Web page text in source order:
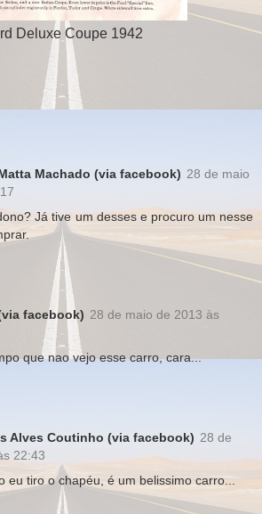
Deluxe Coupe 1942
Machado (via facebook) 28 de maio
Já tive um desses e procuro um nesse
facebook) 28 de maio de 2013 às
que nao vejo esse carro, cara...
Alves Coutinho (via facebook) 28 de
22:43
eu tiro o chapéu, é um belissimo carro...